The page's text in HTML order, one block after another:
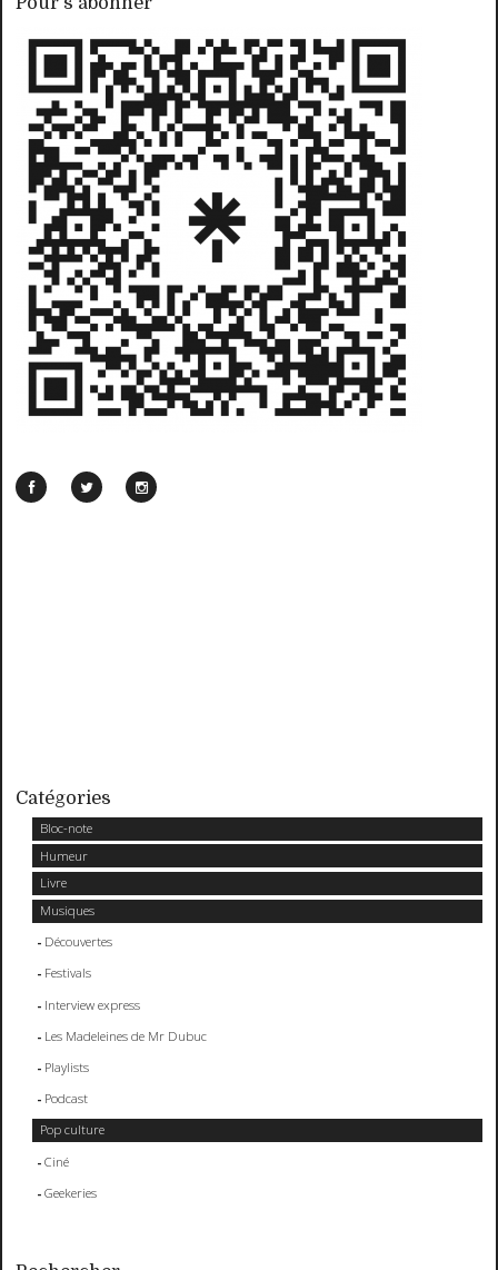
Catégories
Bloc-note
Humeur
Livre
Musiques
Découvertes
Festivals
Interview express
Les Madeleines de Mr Dubuc
Playlists
Podcast
Pop culture
Ciné
Geekeries